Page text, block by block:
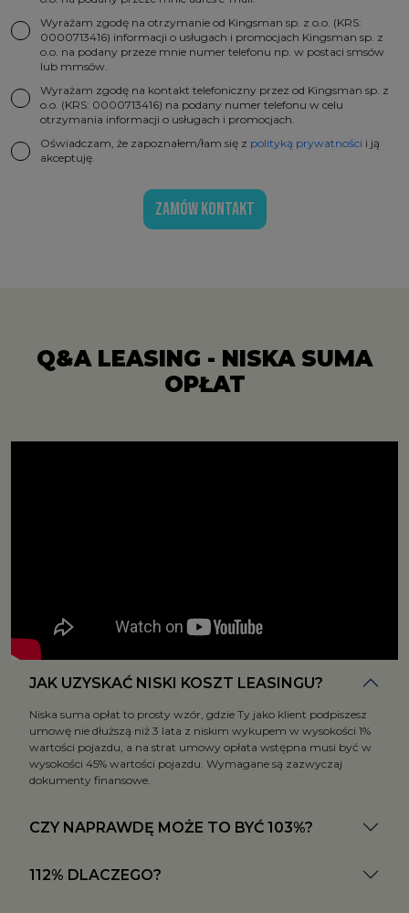
Wyrażam zgodę na otrzymanie od Kingsman sp. z o.o. (KRS:
0000713416) informacji o usługach i promocjach Kingsman sp. z
o.o. na podany przeze mnie numer telefonu np. w postaci smsów
lub mmsów.
Wyrażam zgodę na kontakt telefoniczny przez od Kingsman sp. z
o.o. (KRS: 0000713416) na podany numer telefonu w celu
otrzymania informacji o usługach i promocjach.
Oświadczam, że zapoznałem/łam się z polityką prywatności i ją
akceptuję.
ZAMÓW KONTAKT
Q&A LEASING - NISKA SUMA
OPŁAT
JAK UZYSKAĆ NISKI KOSZT LEASINGU?
Niska suma opłat to prosty wzór, gdzie Ty jako klient podpiszesz
umowę nie dłuższą niż 3 lata z niskim wykupem w wysokości 1%
wartości pojazdu, a na strat umowy opłata wstępna musi być w
wysokości 45% wartości pojazdu. Wymagane są zazwyczaj
dokumenty finansowe.
CZY NAPRAWDĘ MOŻE TO BYĆ 103%?
112% DLACZEGO?